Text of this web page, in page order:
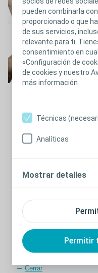
pueden combinarla
proporcionado o que
de sus servicios,
relevante para ti.
consentimiento en
«Configuración de
de cookies y nuestro
más información
Permitir
Técnicas
Analíticas
Mostrar detalles
Uso del tapón
Cerrar